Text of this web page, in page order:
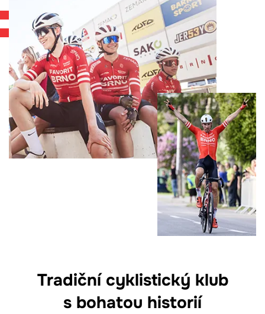
Tradiční cyklistický klub
s bohatou historií